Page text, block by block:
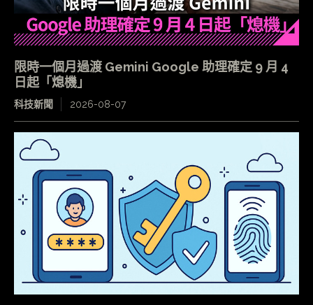
限時一個月過渡 Gemini Google 助理確定 9 月 4
日起「熄機」
科技新聞 2026-08-07